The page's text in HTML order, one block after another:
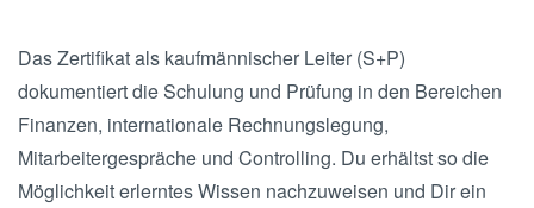
Das Zertifikat als kaufmännischer Leiter (S+P)
dokumentiert die Schulung und Prüfung in den Bereichen
Finanzen, internationale Rechnungslegung,
Mitarbeitergespräche und Controlling. Du erhältst so die
Möglichkeit erlerntes Wissen nachzuweisen und Dir ein